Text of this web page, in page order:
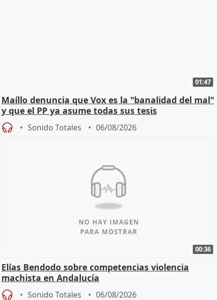
01:47
Maíllo denuncia que Vox es la "banalidad del mal"
y que el PP ya asume todas sus tesis
Sonido Totales 06/08/2026
00:36
Elías Bendodo sobre competencias violencia
machista en Andalucía
Sonido Totales 06/08/2026